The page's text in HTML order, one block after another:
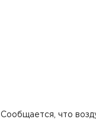
Сообщается, что